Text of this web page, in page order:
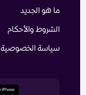
ما هو الجديد
الشروط والأحكام
سياسة الخصوصية